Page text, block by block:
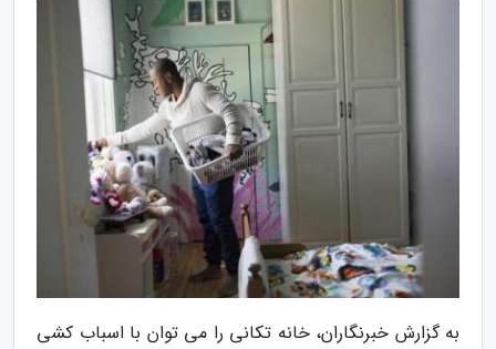
به گزارش خبرنگاران، خانه تکانی را می توان با اسباب کشی